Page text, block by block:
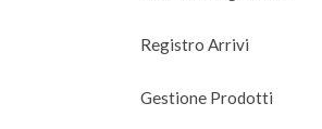
Registro Arrivi
Gestione Prodotti